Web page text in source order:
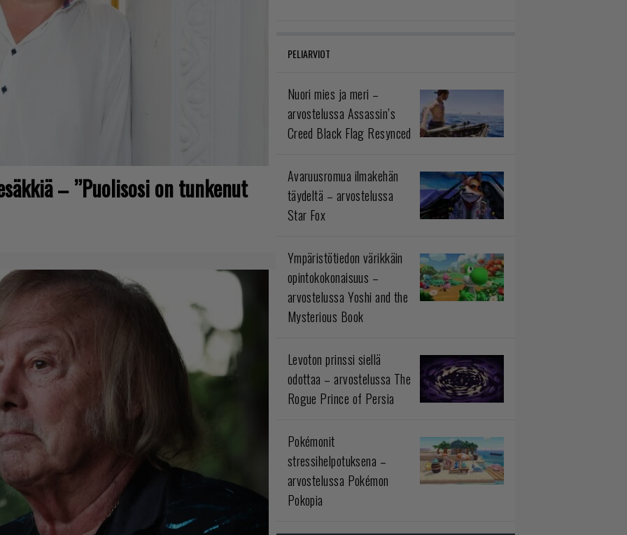
– ”Puolisosi on tunkenut
PELIARVIOT
Nuori mies ja meri –
arvostelussa Assassin’s
Creed Black Flag Resynced
Avaruusromua ilmakehän
täydeltä – arvostelussa
Star Fox
Ympäristötiedon värikkäin
opintokokonaisuus –
arvostelussa Yoshi and the
Mysterious Book
Levoton prinssi siellä
odottaa – arvostelussa The
Rogue Prince of Persia
Pokémonit
stressihelpotuksena –
arvostelussa Pokémon
Pokopia